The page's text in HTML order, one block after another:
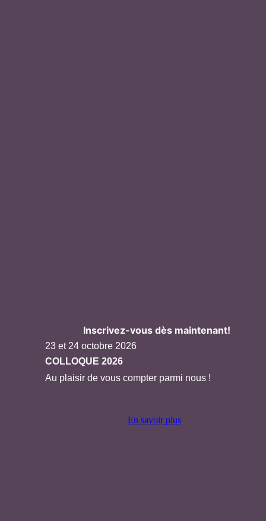
Inscrivez-vous dès maintenant!
23 et 24 octobre 2026
COLLOQUE 2026
Au plaisir de vous compter parmi nous !
En savoir plus